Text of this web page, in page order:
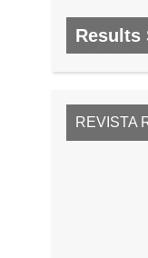
Results
N.º 5, JUNIO
REVISTA